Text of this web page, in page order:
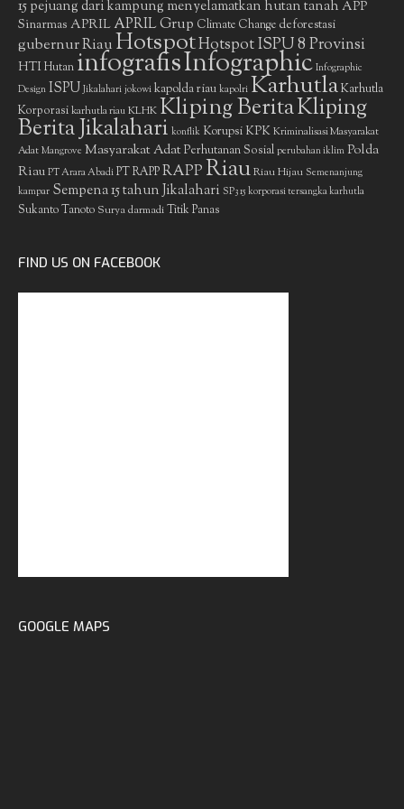
15 pejuang dari kampung menyelamatkan hutan tanah APP
Sinarmas APRIL APRIL Grup Climate Change deforestasi
gubernur RiauHotspotHotspot ISPU 8 Provinsi
HTIHutan infografisInfographic Infographic
Design ISPU Jikalahari jokowi kapolda riau kapolri KarhutlaKarhutla
Korporasikarhutla riauKLHKKliping BeritaKliping
Berita Jikalahari konflik Korupsi KPKKriminalisasi Masyarakat
Adat Mangrove Masyarakat AdatPerhutanan Sosial perubahan iklim Polda
Riau PT Arara Abadi PT RAPPRAPPRiauRiau Hijau Semenanjung
kampar Sempena 15 tahun Jikalahari SP3 15 korporasi tersangka karhutla
Sukanto Tanoto Surya darmadiTitik Panas
FIND US ON FACEBOOK
GOOGLE MAPS